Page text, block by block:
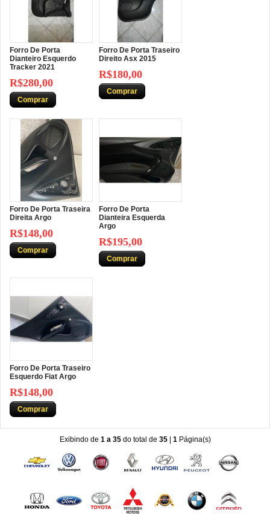
Forro De Porta
Dianteiro Esquerdo
Tracker 2021
R$280,00
Comprar
Forro De Porta Traseiro
Direito Asx 2015
R$180,00
Comprar
Forro De Porta Traseira
Direita Argo
R$148,00
Comprar
Forro De Porta
Dianteira Esquerda
Argo
R$195,00
Comprar
Forro De Porta Traseiro
Esquerdo Fiat Argo
R$148,00
Comprar
Exibindo de 1 a 35do total de 35| 1Página(s)